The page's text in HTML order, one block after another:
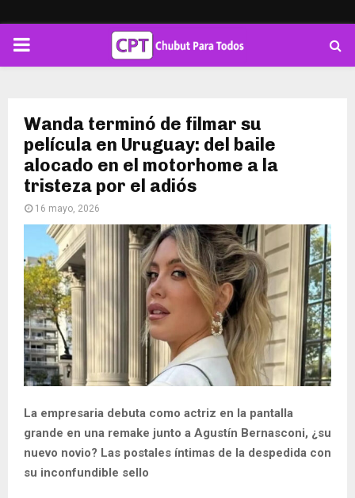
PRIMARY
Wanda terminó de filmar su
película en Uruguay: del baile
alocado en el motorhome a la
tristeza por el adiós
16 mayo, 2026
La empresaria debuta como actriz en la pantalla
grande en una remake junto a Agustín Bernasconi, ¿su
nuevo novio? Las postales íntimas de la despedida con
su inconfundible sello